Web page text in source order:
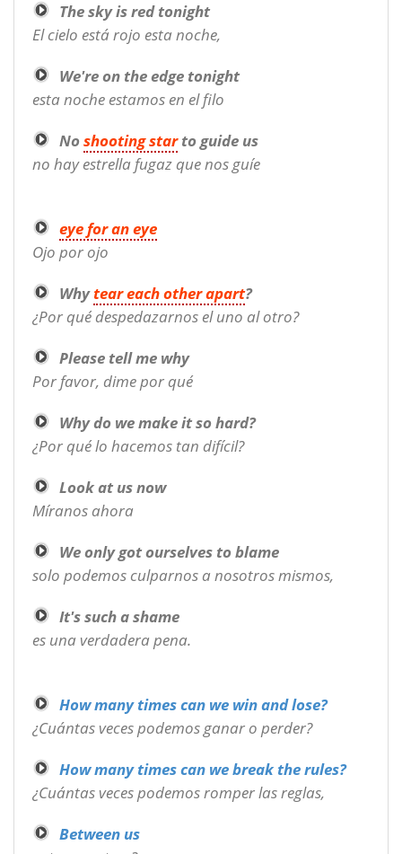
The sky is red tonight
El cielo está rojo esta noche,
We're on the edge tonight
esta noche estamos en el filo
No shooting starto guide us
no hay estrella fugaz que nos guíe
eye for an eye
Ojo por ojo
Whytear each other apart?
¿Por qué despedazarnos el uno al otro?
Please tell me why
Por favor, dime por qué
Why do we make it so hard?
¿Por qué lo hacemos tan difícil?
Look at us now
Míranos ahora
We only got ourselves to blame
solo podemos culparnos a nosotros mismos,
It's such a shame
es una verdadera pena.
How many times can we win and lose?
¿Cuántas veces podemos ganar o perder?
How many times can we break the rules?
¿Cuántas veces podemos romper las reglas,
Between us